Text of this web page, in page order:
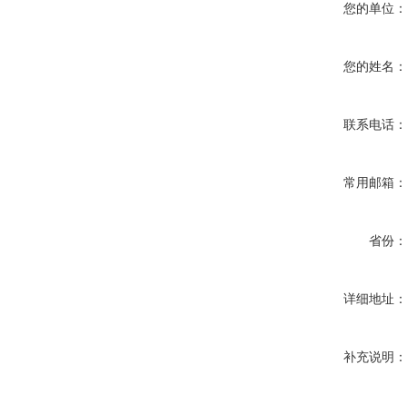
您的单位：
您的姓名：
联系电话：
常用邮箱：
省份：
详细地址：
补充说明：